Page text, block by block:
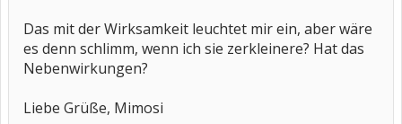
Das mit der Wirksamkeit leuchtet mir ein, aber wäre
es denn schlimm, wenn ich sie zerkleinere? Hat das
Nebenwirkungen?
Liebe Grüße, Mimosi